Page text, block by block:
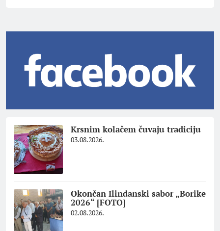
Krsnim kolačem čuvaju tradiciju
03.08.2026.
Okončan Ilindanski sabor „Borike
2026“ [FOTO]
02.08.2026.